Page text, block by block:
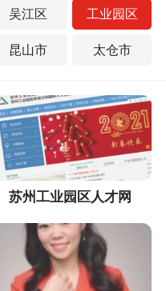
吴江区 工业园区
昆山市 太仓市
苏州工业园区人才网